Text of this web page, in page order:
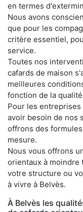
en termes
Nous avons
que pour les
critère essentiel,
service.
Toutes nos
cafards de maison
meilleures
fonction de la
Pour les
avoir besoin de nos
offrons des
mesure.
Nous vous offrons
orientaux à moindre
votre structure ou
à vivre à Belvès.
À Belvès les